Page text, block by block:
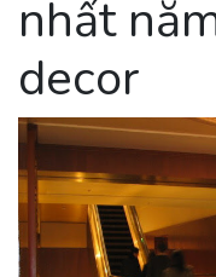
nhất
decor